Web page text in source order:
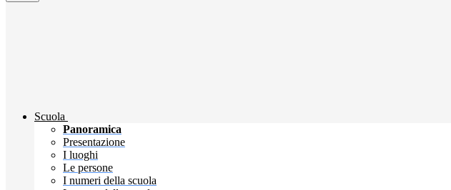
Scuola
Panoramica
Presentazione
I luoghi
Le persone
I numeri della scuola